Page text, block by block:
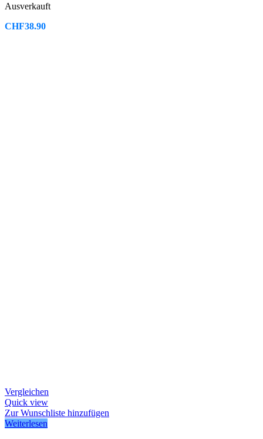
Ausverkauft
CHF38.90
Vergleichen
Quick view
Zur Wunschliste hinzufügen
Weiterlesen